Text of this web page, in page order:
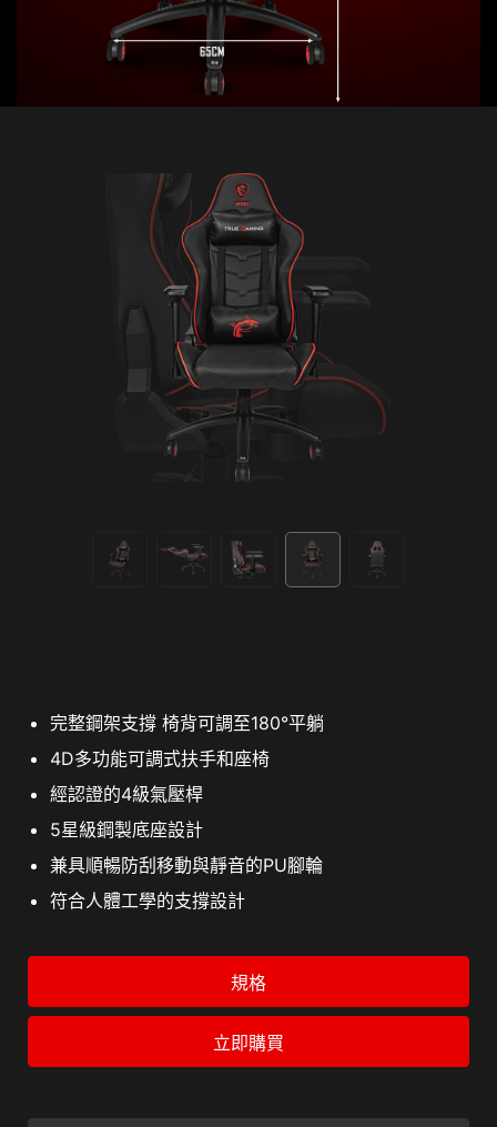
完整鋼架支撐 椅背可調至180°平躺
4D多功能可調式扶手和座椅
經認證的4級氣壓桿
5星級鋼製底座設計
兼具順暢防刮移動與靜音的PU腳輪
符合人體工學的支撐設計
規格
立即購買